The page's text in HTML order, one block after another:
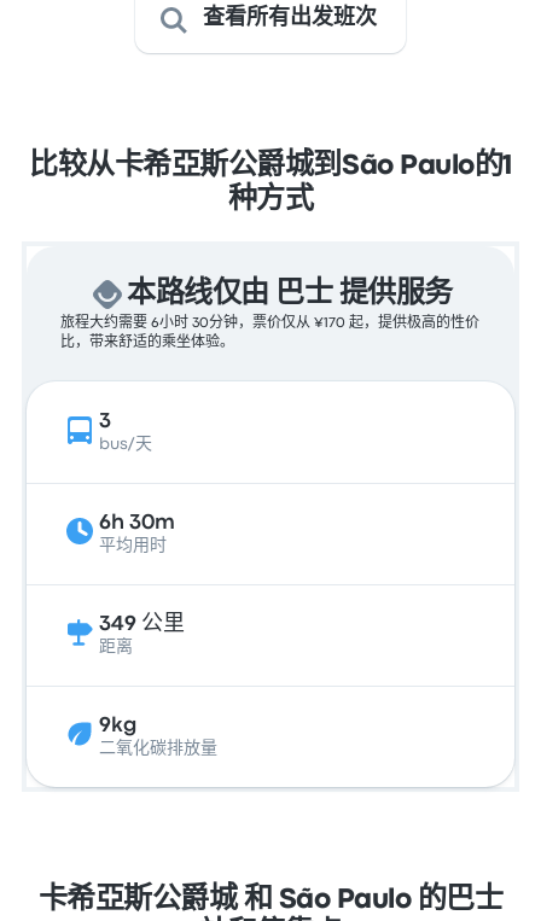
查看所有出发班次
比较从卡希亞斯公爵城到São Paulo的1
种方式
本路线仅由 巴士 提供服务
旅程大约需要 6小时 30分钟，票价仅从 ¥170 起，提供极高的性价
比，带来舒适的乘坐体验。
3
bus/天
6h 30m
平均用时
349 公里
距离
9kg
二氧化碳排放量
卡希亞斯公爵城 和 São Paulo 的巴士